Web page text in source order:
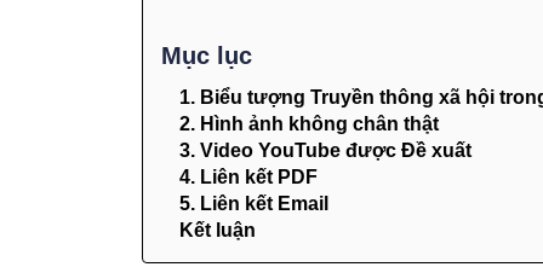
Mục lục
1. Biểu tượng Truyền thông xã hội
2. Hình ảnh không chân thật
3. Video YouTube được Đề xuất
4. Liên kết PDF
5. Liên kết Email
Kết luận